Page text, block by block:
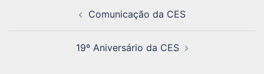
Comunicação da CES
19º Aniversário da CES